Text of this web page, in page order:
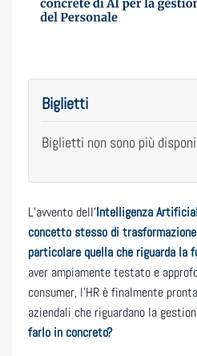
Biglietti
Biglietti non sono più
L’avvento dell’Intelligenza
concetto stesso di
particolare quella che riguarda la
aver ampiamente testato e
consumer, l’HR è finalmente
aziendali che riguardano la
farlo in concreto?